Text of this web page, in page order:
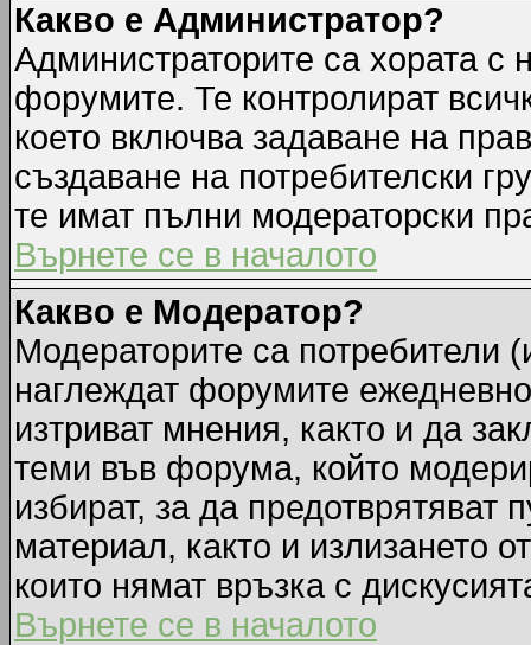
Какво е Администратор?
Администраторите са хората с
форумите. Те контролират
което включва задаване на
създаване на потребителски
те имат пълни модераторски
Върнете се в началото
Какво е Модератор?
Модераторите са потребители
наглеждат форумите
изтриват мнения, както и да
теми във форума, който
избират, за да предотврятяват
материал, както и излизането
които нямат връзка с
Върнете се в началото